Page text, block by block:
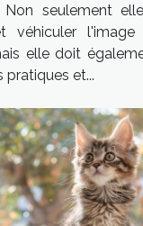
Non seulement
véhiculer
elle doit
pratiques et...